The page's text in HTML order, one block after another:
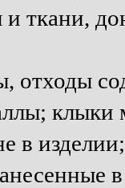
и ткани,
отходы
в изделии;